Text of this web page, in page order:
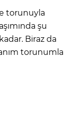
torunuyla
şu
Biraz da
torunumla